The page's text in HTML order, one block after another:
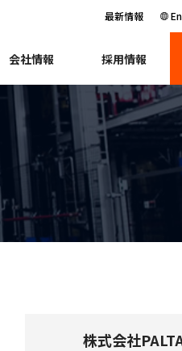
最新情報
会社情報 採用情報
株式会社